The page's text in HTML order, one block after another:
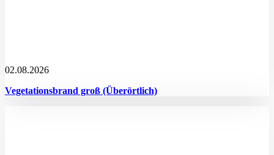
02.08.2026
Vegetationsbrand groß (Überörtlich)